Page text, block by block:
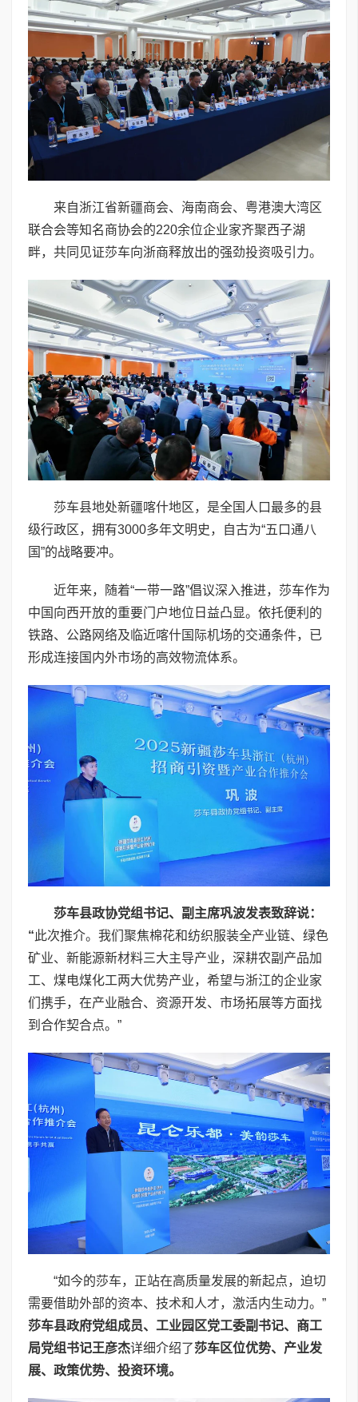
来自浙江省新疆商会、海南商会、粤港澳大湾区
联合会等知名商协会的220余位企业家齐聚西子湖
畔，共同见证莎车向浙商释放出的强劲投资吸引力。
莎车县地处新疆喀什地区，是全国人口最多的县
级行政区，拥有3000多年文明史，自古为“五口通八
国”的战略要冲。
近年来，随着“一带一路”倡议深入推进，莎车作为
中国向西开放的重要门户地位日益凸显。依托便利的
铁路、公路网络及临近喀什国际机场的交通条件，已
形成连接国内外市场的高效物流体系。
莎车县政协党组书记、副主席巩波发表致辞说：
“此次推介。我们聚焦棉花和纺织服装全产业链、绿色
矿业、新能源新材料三大主导产业，深耕农副产品加
工、煤电煤化工两大优势产业，希望与浙江的企业家
们携手，在产业融合、资源开发、市场拓展等方面找
到合作契合点。”
“如今的莎车，正站在高质量发展的新起点，迫切
需要借助外部的资本、技术和人才，激活内生动力。”
莎车县政府党组成员、 工业园区党工委副书记、商工
局党组书记王彦杰详细介绍了莎车区位优势、产业发
展、政策优势、投资环境。